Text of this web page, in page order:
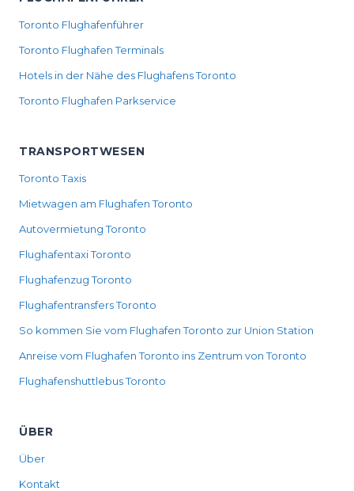
Toronto Flughafenführer
Toronto Flughafen Terminals
Hotels in der Nähe des Flughafens Toronto
Toronto Flughafen Parkservice
TRANSPORTWESEN
Toronto Taxis
Mietwagen am Flughafen Toronto
Autovermietung Toronto
Flughafentaxi Toronto
Flughafenzug Toronto
Flughafentransfers Toronto
So kommen Sie vom Flughafen Toronto zur Union Station
Anreise vom Flughafen Toronto ins Zentrum von Toronto
Flughafenshuttlebus Toronto
ÜBER
Über
Kontakt